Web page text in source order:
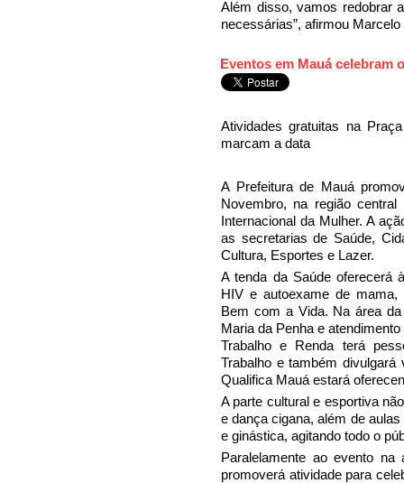
Além disso, vamos redobrar
necessárias”, afirmou
Eventos em Mauá celebram
Atividades gratuitas na
marcam a data
A Prefeitura de Mauá
Novembro, na região
Internacional da Mulher. A
as secretarias de Saúde,
Cultura, Esportes e Lazer.
A tenda da Saúde oferecerá
HIV e autoexame de
Bem com a Vida. Na área
Maria da Penha e
Trabalho e Renda terá
Trabalho e também
Qualifica Mauá estará
A parte cultural e esportiva
e dança cigana, além de
e ginástica, agitando todo o
Paralelamente ao evento
promoverá atividade para